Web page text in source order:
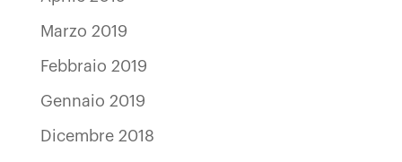
Marzo 2019
Febbraio 2019
Gennaio 2019
Dicembre 2018